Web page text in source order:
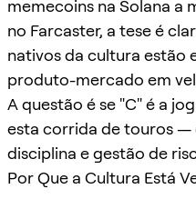
memecoins na Solana a
no Farcaster, a tese é
nativos da cultura estão
produto-mercado em
A questão é se "C" é a
esta corrida de touros
disciplina e gestão de
Por Que a Cultura Está